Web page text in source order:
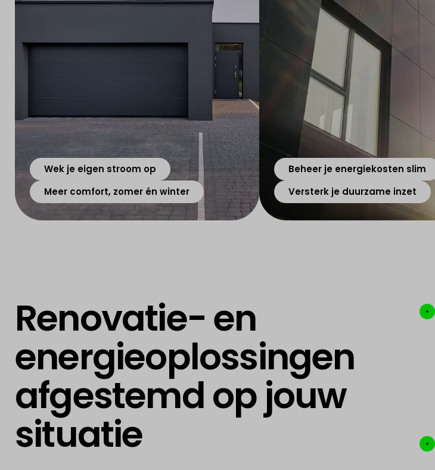
Wek je eigen stroom op
Meer comfort, zomer én winter
Beheer je energiekosten slim
Versterk je duurzame inzet
Renovatie- en
energieoplossingen
afgestemd op jouw
situatie